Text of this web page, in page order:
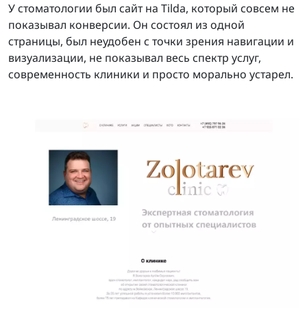
У стоматологии был сайт на Tilda, который совсем не
показывал конверсии. Он состоял из одной
страницы, был неудобен с точки зрения навигации и
визуализации, не показывал весь спектр услуг,
современность клиники и просто морально устарел.